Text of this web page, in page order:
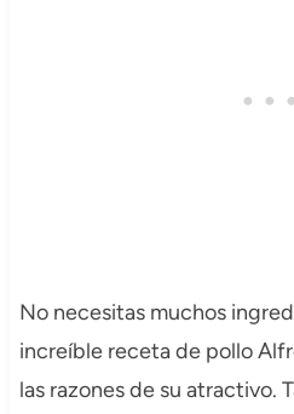
No necesitas muchos
increíble receta de pollo
las razones de su atractivo.